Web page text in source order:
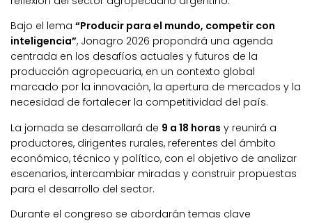
Bajo el lema “Producir para el mundo, competir con
inteligencia”, Jonagro 2026 propondrá una agenda
centrada en los desafíos actuales y futuros de la
producción agropecuaria, en un contexto global
marcado por la innovación, la apertura de mercados y la
necesidad de fortalecer la competitividad del país.
La jornada se desarrollará de 9 a 18 horas y reunirá a
productores, dirigentes rurales, referentes del ámbito
económico, técnico y político, con el objetivo de analizar
escenarios, intercambiar miradas y construir propuestas
para el desarrollo del sector.
Durante el congreso se abordarán temas clave